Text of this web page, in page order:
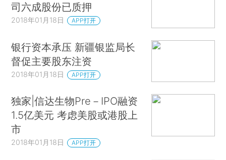
司六成股份已质押
2018年01月18日 APP打开
银行资本承压 新疆银监局长
督促主要股东注资
2018年01月18日 APP打开
独家|信达生物Pre－IPO融资
1.5亿美元 考虑美股或港股上
市
2018年01月18日 APP打开